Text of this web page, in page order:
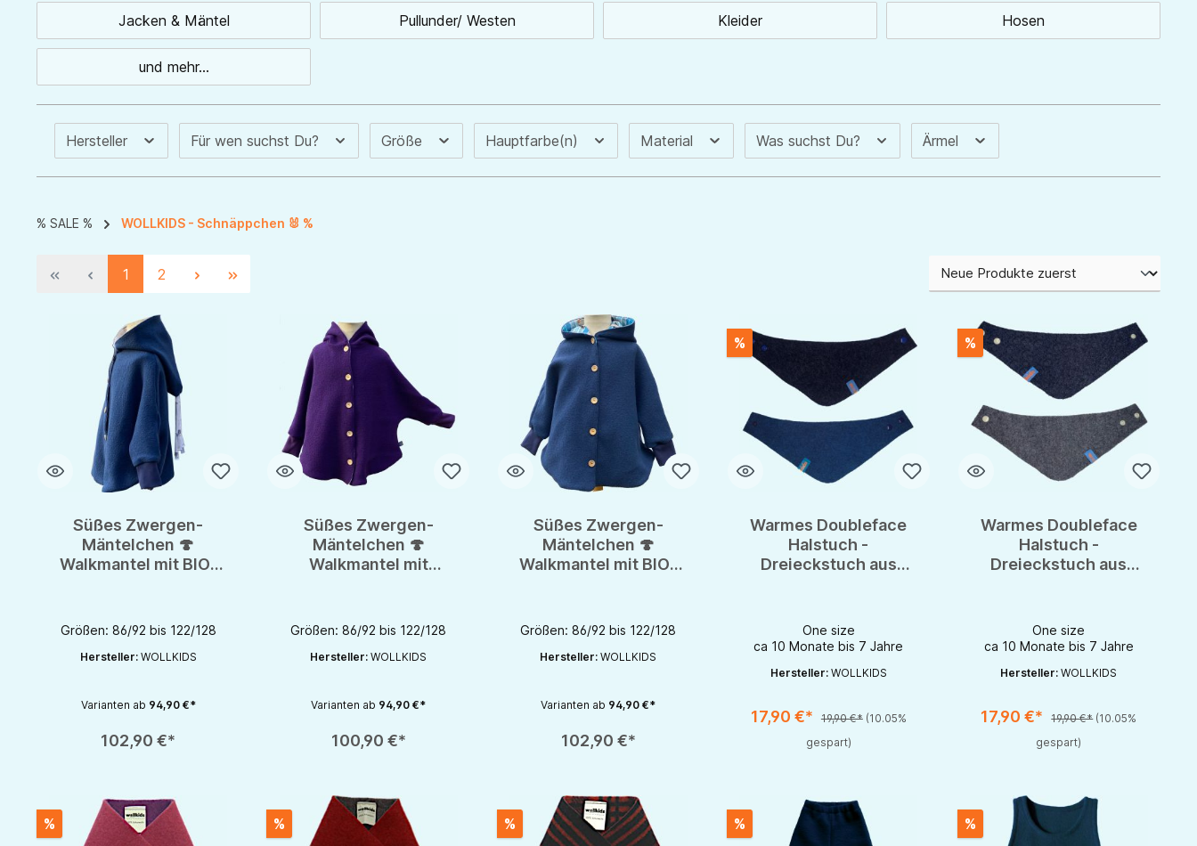
Jacken & Mäntel Pullunder/ Westen Kleider Hosen
und mehr...
Hersteller Für wen suchst Du? Größe Hauptfarbe(n) Material Was suchst Du? Ärmel
% SALE % WOLLKIDS - Schnäppchen 🐰 %
1 2
Süßes Zwergen-
Mäntelchen 🍄
Walkmantel mit BIO-
Schurwolle
Größen: 86/92 bis 122/128
Hersteller: WOLLKIDS
Varianten ab 94,90 €*
102,90 €*
Süßes Zwergen-
Mäntelchen 🍄
Walkmantel mit
Schurwolle
Größen: 86/92 bis 122/128
Hersteller:WOLLKIDS
Varianten ab 94,90 €*
100,90 €*
Produkt Anzahl: Gib den gewünschten Wert ein oder benutze die Schaltflächen um die Anzahl zu erhöhen oder zu reduzieren.
Süßes Zwergen-
Mäntelchen 🍄
Walkmantel mit BIO-
Schurwolle
Größen: 86/92 bis 122/128
Hersteller:WOLLKIDS
Varianten ab 94,90 €*
102,90 €*
Produkt Anzahl: Gib den gewünschten Wert ein oder benutze die Schaltflächen um die Anzahl zu erhöhen oder zu reduzieren.
%
Warmes Doubleface
Halstuch -
Dreieckstuch aus
One size
ca 10 Monate bis 7 Jahre
Hersteller: WOLLKIDS
17,90 €* 19,90 €* (10.05%
gespart)
Produkt Anzahl: Gib den gewünschten Wert ein oder benutze die Schaltflächen um
%
Warmes Doubleface
Halstuch -
Dreieckstuch aus
One size
ca 10 Monate bis 7 Jahre
Hersteller:WOLLKIDS
17,90 €* 19,90 €* (10.05%
gespart)
Produkt Anzahl: Gib den gewünschten
% % % % %